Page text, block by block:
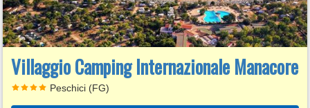
Villaggio Camping Internazionale Manacore
Peschici (FG)